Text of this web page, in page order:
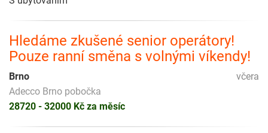
Hledáme zkušené senior operátory!
Pouze ranní směna s volnými víkendy!
včera
Brno
Adecco Brno pobočka
28720 - 32000 Kč za měsíc